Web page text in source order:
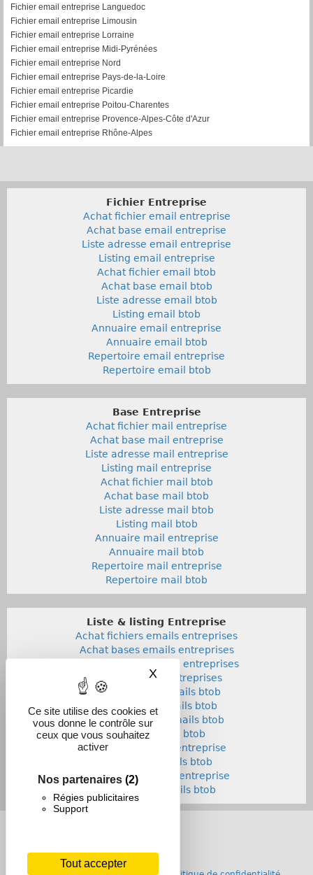
Ce site utilise des cookies et
vous donne le contrôle sur
ceux que vous souhaitez
activer
Nos partenaires (2)
Régies publicitaires
Support
Tout accepter
X Masquer le bandeau des
Fichier email entreprise Languedoc
Fichier email entreprise Limousin
Fichier email entreprise Lorraine
Fichier email entreprise Midi-Pyrénées
Fichier email entreprise Nord
Fichier email entreprise Pays-de-la-Loire
Fichier email entreprise Picardie
Fichier email entreprise Poitou-Charentes
Fichier email entreprise Provence-Alpes-Côte d'Azur
Fichier email entreprise Rhône-Alpes
Fichier Entreprise
Achat fichier email entreprise
Achat base email entreprise
Liste adresse email entreprise
Listing email entreprise
Achat fichier email btob
Achat base email btob
Liste adresse email btob
Listing email btob
Annuaire email entreprise
Annuaire email btob
Repertoire email entreprise
Repertoire email btob
Base Entreprise
Achat fichier mail entreprise
Achat base mail entreprise
Liste adresse mail entreprise
Listing mail entreprise
Achat fichier mail btob
Achat base mail btob
Liste adresse mail btob
Listing mail btob
Annuaire mail entreprise
Annuaire mail btob
Repertoire mail entreprise
Repertoire mail btob
Liste & listing Entreprise
Achat fichiers emails entreprises
Achat bases emails entreprises
Liste adresses emails entreprises
Listings emails entreprises
Achat fichiers emails btob
Achat bases emails btob
Listes adresses emails btob
Listings emails btob
Annuaires emails entreprise
Annuaires emails btob
Repertoires emails entreprise
Repertoires emails btob